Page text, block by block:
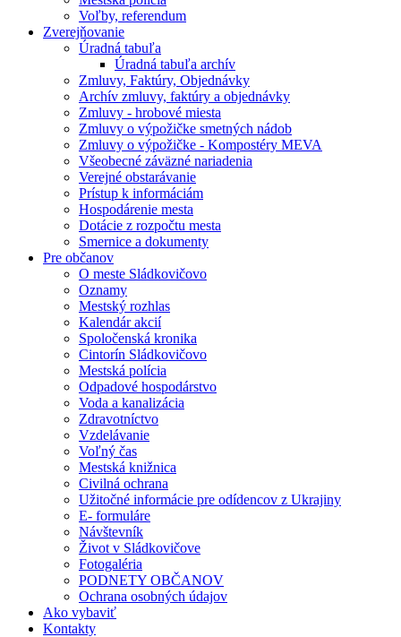
Voľby, referendum
Zverejňovanie
Úradná tabuľa
Úradná tabuľa archív
Zmluvy, Faktúry, Objednávky
Archív zmluvy, faktúry a objednávky
Zmluvy - hrobové miesta
Zmluvy o výpožičke smetných nádob
Zmluvy o výpožičke - Kompostéry MEVA
Všeobecné záväzné nariadenia
Verejné obstarávanie
Prístup k informáciám
Hospodárenie mesta
Dotácie z rozpočtu mesta
Smernice a dokumenty
Pre občanov
O meste Sládkovičovo
Oznamy
Mestský rozhlas
Kalendár akcií
Spoločenská kronika
Cintorín Sládkovičovo
Mestská polícia
Odpadové hospodárstvo
Voda a kanalizácia
Zdravotníctvo
Vzdelávanie
Voľný čas
Mestská knižnica
Civilná ochrana
Užitočné informácie pre odídencov z Ukrajiny
E- formuláre
Návštevník
Život v Sládkovičove
Fotogaléria
PODNETY OBČANOV
Ochrana osobných údajov
Ako vybaviť
Kontakty